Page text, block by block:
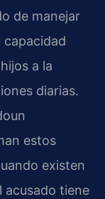
de manejar
a la
diarias.
estos
existen
acusado tiene